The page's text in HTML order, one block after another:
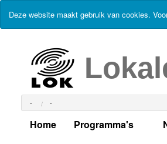
Deze website maakt gebruik van cookies.
- -
Home Programma's